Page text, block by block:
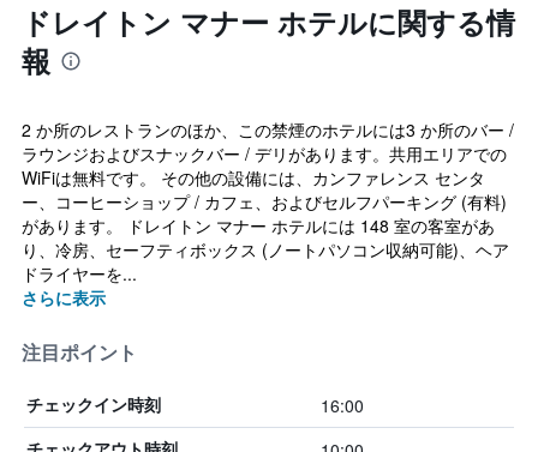
ドレイトン マナー ホテルに関する情
報
2 か所のレストランのほか、この禁煙のホテルには3 か所のバー /
ラウンジおよびスナックバー / デリがあります。共用エリアでの
WiFiは無料です。 その他の設備には、カンファレンス センタ
ー、コーヒーショップ / カフェ、およびセルフパーキング (有料)
があります。 ドレイトン マナー ホテルには 148 室の客室があ
り、冷房、セーフティボックス (ノートパソコン収納可能)、ヘア
ドライヤーを...
さらに表示
注目ポイント
チェックイン時刻 16:00